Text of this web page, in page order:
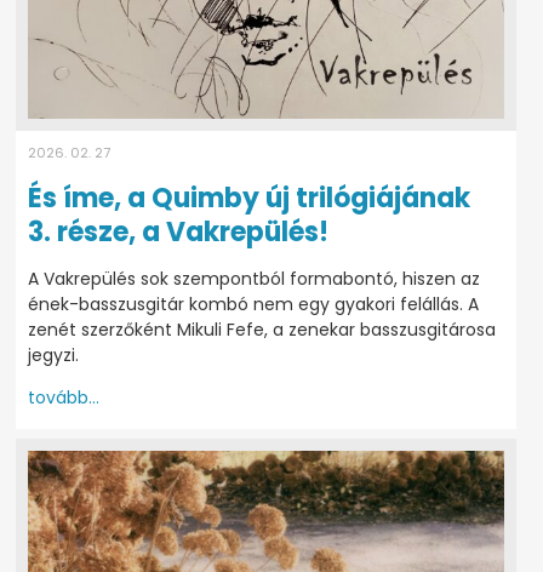
2026. 02. 27
És íme, a Quimby új trilógiájának
3. része, a Vakrepülés!
A Vakrepülés sok szempontból formabontó, hiszen az
ének-basszusgitár kombó nem egy gyakori felállás. A
zenét szerzőként Mikuli Fefe, a zenekar basszusgitárosa
jegyzi.
tovább...